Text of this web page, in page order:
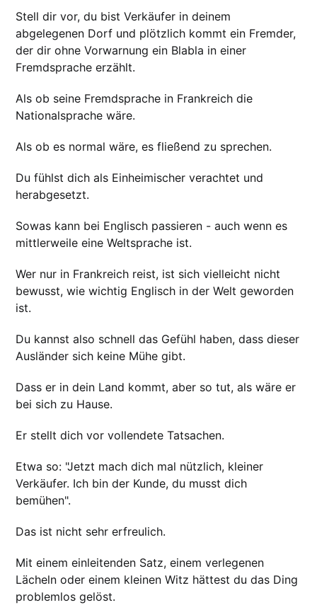
Stell dir vor, du bist Verkäufer in deinem
abgelegenen Dorf und plötzlich kommt ein Fremder,
der dir ohne Vorwarnung ein Blabla in einer
Fremdsprache erzählt.
Als ob seine Fremdsprache in Frankreich die
Nationalsprache wäre.
Als ob es normal wäre, es fließend zu sprechen.
Du fühlst dich als Einheimischer verachtet und
herabgesetzt.
Sowas kann bei Englisch passieren - auch wenn es
mittlerweile eine Weltsprache ist.
Wer nur in Frankreich reist, ist sich vielleicht nicht
bewusst, wie wichtig Englisch in der Welt geworden
ist.
Du kannst also schnell das Gefühl haben, dass dieser
Ausländer sich keine Mühe gibt.
Dass er in dein Land kommt, aber so tut, als wäre er
bei sich zu Hause.
Er stellt dich vor vollendete Tatsachen.
Etwa so: "Jetzt mach dich mal nützlich, kleiner
Verkäufer. Ich bin der Kunde, du musst dich
bemühen".
Das ist nicht sehr erfreulich.
Mit einem einleitenden Satz, einem verlegenen
Lächeln oder einem kleinen Witz hättest du das Ding
problemlos gelöst.